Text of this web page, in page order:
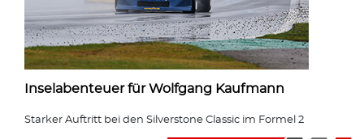
Inselabenteuer für Wolfgang Kaufmann
Starker Auftritt bei den Silverstone Classic im Formel 2